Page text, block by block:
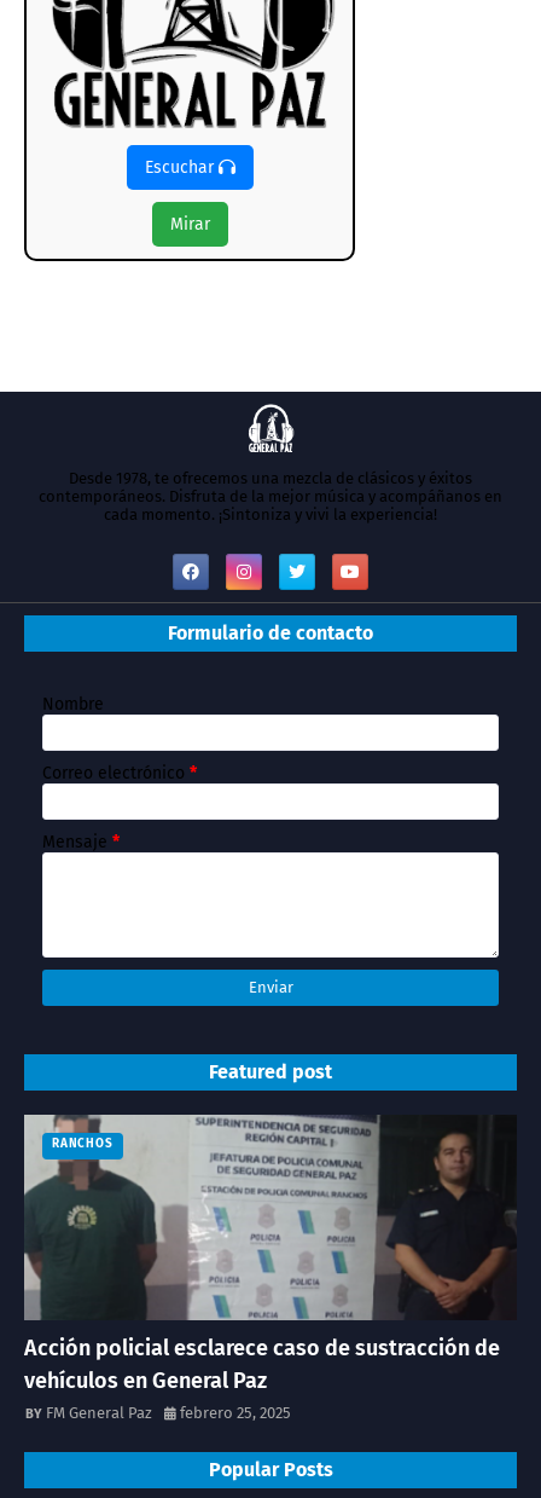
Escuchar
Mirar
Desde 1978, te ofrecemos una mezcla de clásicos y éxitos
contemporáneos. Disfruta de la mejor música y acompáñanos en
cada momento. ¡Sintoniza y vivi la experiencia!
Formulario de contacto
Nombre
Correo electrónico *
Mensaje *
Featured post
RANCHOS
Acción policial esclarece caso de sustracción de
vehículos en General Paz
FM General Paz febrero 25, 2025
Popular Posts